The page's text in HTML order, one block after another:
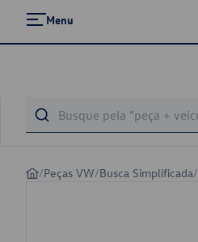
Menu
/Peças VW/Busca Simplificada/